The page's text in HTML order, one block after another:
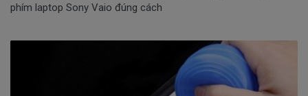
phím laptop Sony Vaio đúng cách